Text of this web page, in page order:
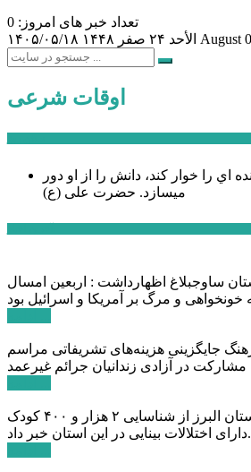
تعداد خبر های امروز: 0
۱۴۰۵/۰۵/۱۸
الأحد ۲۴ صفر ۱۴۴۸ August
اوقات شرعی
اي را خوار كند، دانش را از او دور
میسازد. حضرت علی (ع)
ساوجبلاغ اظهارداشت : اربعین امسال
جایگزینی هزینه‌های تشریفاتی مراسم
مشارکت در آزادی زندانیان جرائم غیرعمد
مدیر کل بهزیستی استان البرز از شناسایی ۲ هزار و ۴۰۰ کودک
دارای اختلالات بینایی در این استان خبر داد.